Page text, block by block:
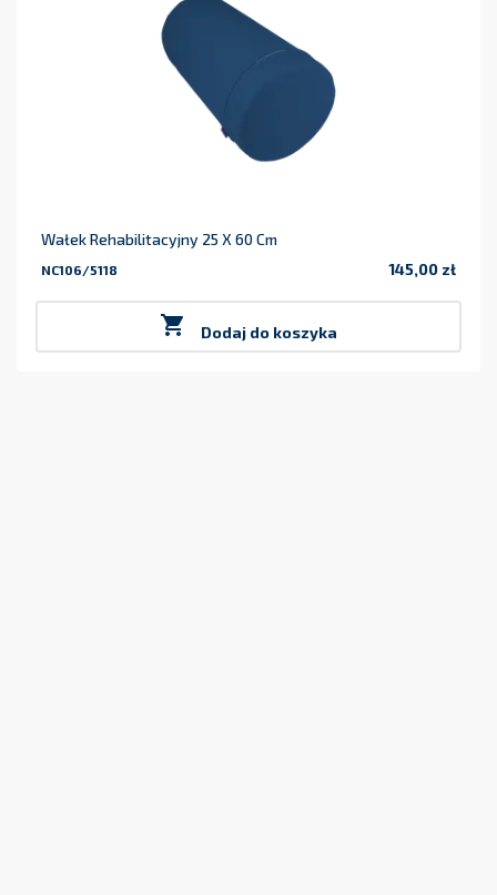
Wałek Rehabilitacyjny 25 X 60 Cm
NC106/5118 145,00 zł
 Dodaj do koszyka